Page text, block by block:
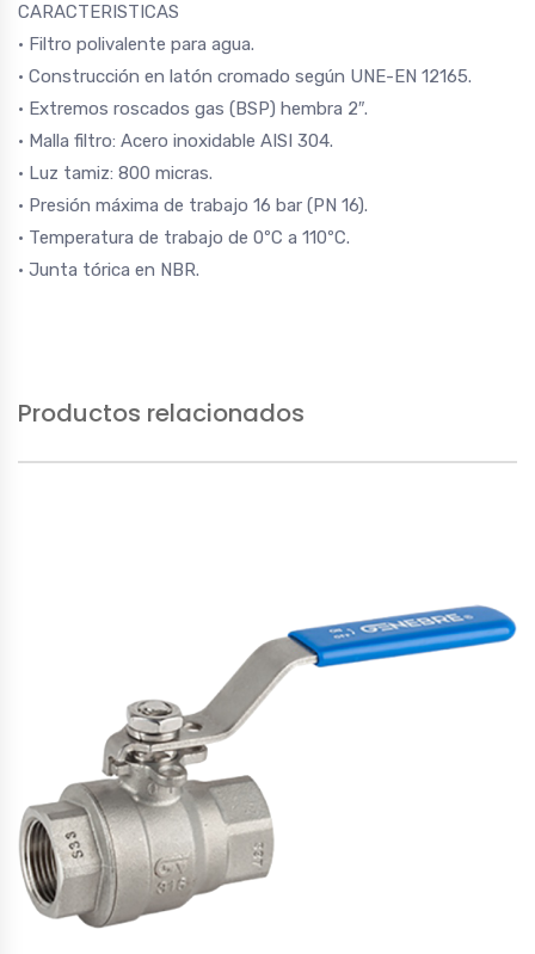
CARACTERISTICAS
• Filtro polivalente para agua.
• Construcción en latón cromado según UNE-EN 12165.
• Extremos roscados gas (BSP) hembra 2″.
• Malla filtro: Acero inoxidable AISI 304.
• Luz tamiz: 800 micras.
• Presión máxima de trabajo 16 bar (PN 16).
• Temperatura de trabajo de 0ºC a 110ºC.
• Junta tórica en NBR.
Productos relacionados